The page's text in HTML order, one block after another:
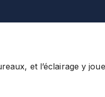
et l’éclairage y joue